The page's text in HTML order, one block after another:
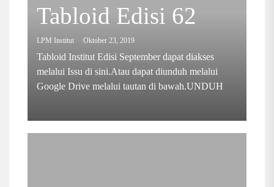
Tabloid Edisi 62
LPM Institut Oktober 23, 2019
Tabloid Institut Edisi September dapat diakses
melalui Issu di sini.Atau dapat diunduh melalui
Google Drive melalui tautan di bawah.UNDUH